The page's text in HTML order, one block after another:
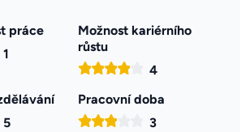
práce
1
Možnost kariérního
růstu
4
5
Pracovní doba
3